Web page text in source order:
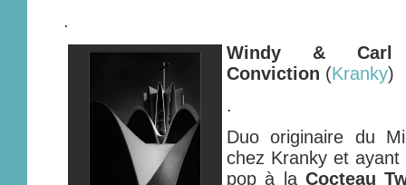
.
Windy & Carl
Conviction (Kranky)
.
Duo originaire du
chez Kranky et
pop à la Cocteau